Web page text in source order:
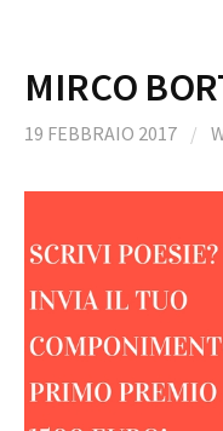
MIRCO
19 FEBBRAIO 2017 /